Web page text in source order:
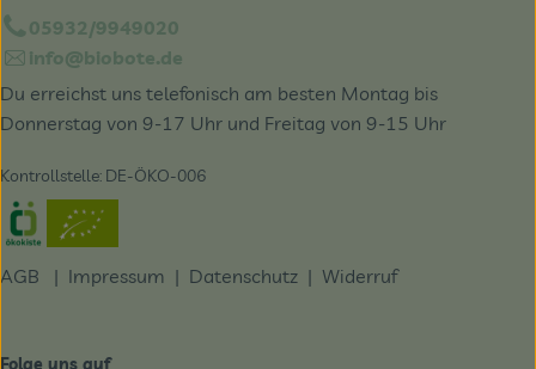
05932/9949020
info@biobote.de
Du erreichst uns telefonisch am besten Montag bis
Donnerstag von 9-17 Uhr und Freitag von 9-15 Uhr
Kontrollstelle: DE-ÖKO-006
Externer Link zu https://www.oekokiste.de/
AGB | Impressum | Datenschutz | Widerruf
Folge uns auf